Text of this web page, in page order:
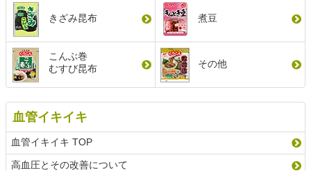
きざみ昆布 煮豆
こんぶ巻
むすび昆布
その他
血管イキイキ
血管イキイキ TOP
高血圧とその改善について